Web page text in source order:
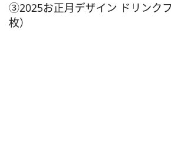
③2025お正月デザイン ドリンク
枚）